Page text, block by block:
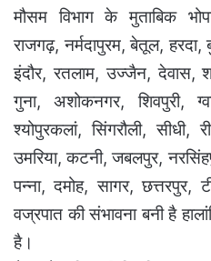
मौसम विभाग के मुताबिक
राजगढ़, नर्मदापुरम, बेतूल,
इंदौर, रतलाम, उज्जैन, देवास,
गुना, अशोकनगर, शिवपुरी,
श्योपुरकलां, सिंगरौली,
उमरिया, कटनी, जबलपुर,
पन्ना, दमोह, सागर, छत्तरपुर,
वज्रपात की संभावना बनी है
है।